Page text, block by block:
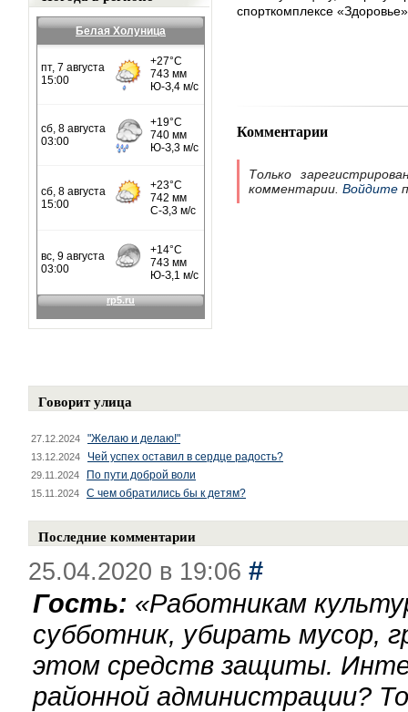
Белая Холуница
спорткомплексе
Комментарии
Только
комментарии. Войдите
Говорит улица
27.12.2024 "Желаю и делаю!"
13.12.2024 Чей успех оставил в сердце радость?
29.11.2024 По пути доброй воли
15.11.2024 С чем обратились бы к детям?
Последние комментарии
25.04.2020 в 19:06 #
Гость: «Работникам
субботник, убирать мусор,
этом средств защиты.
районной администрации?